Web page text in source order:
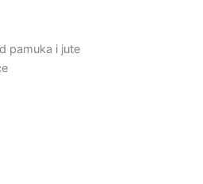
pamuka i jute